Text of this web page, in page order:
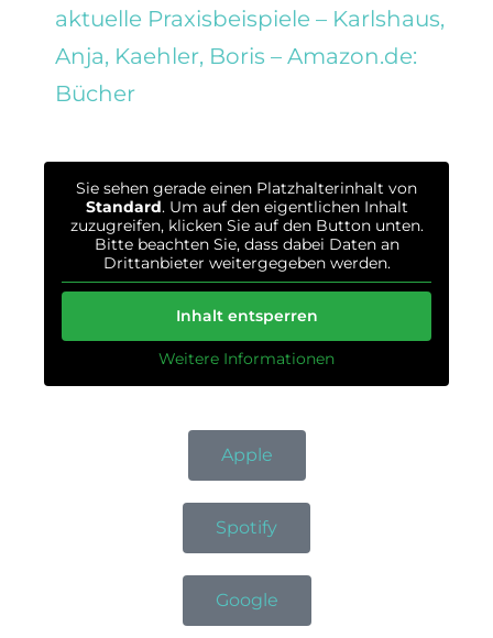
aktuelle Praxisbeispiele – Karlshaus,
Anja, Kaehler, Boris – Amazon.de:
Bücher
Sie sehen gerade einen Platzhalterinhalt von
Standard. Um auf den eigentlichen Inhalt
zuzugreifen, klicken Sie auf den Button unten.
Bitte beachten Sie, dass dabei Daten an
Drittanbieter weitergegeben werden.
Inhalt entsperren
Weitere Informationen
Apple
Spotify
Google